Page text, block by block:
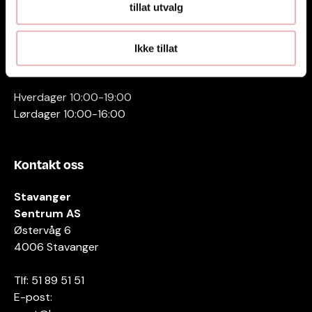
tillat utvalg
Ikke tillat
Kontakt oss
Stavanger
Sentrum AS
Østervåg 6
4006 Stavanger
Tlf: 51 89 51 51
E-post:
Åpningstider
Hverdager 10:00-19:00
Lørdager 10:00-16:00